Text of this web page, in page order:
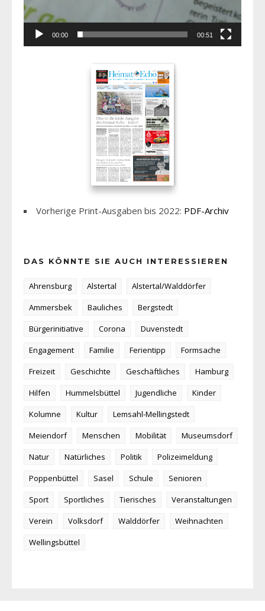
00:00 00:51
Vorherige Print-Ausgaben bis 2022: PDF-Archiv
DAS KÖNNTE SIE AUCH INTERESSIEREN
Ahrensburg Alstertal
Alstertal/Walddörfer
Ammersbek
Bauliches
Bergstedt
Bürgerinitiative
Corona
Duvenstedt
Engagement
Familie Ferientipp
Formsache
Freizeit
Geschichte Geschäftliches
Hamburg
Hilfen
Hummelsbüttel Jugendliche
Kinder
Kolumne
Kultur
Lemsahl-Mellingstedt
Meiendorf
Menschen Mobilität
Museumsdorf
Natur
Natürliches Politik
Polizeimeldung
Poppenbüttel
Sasel Schule
Senioren
Sport
Sportliches Tierisches
Veranstaltungen
Verein
Volksdorf Walddörfer
Weihnachten
Wellingsbüttel